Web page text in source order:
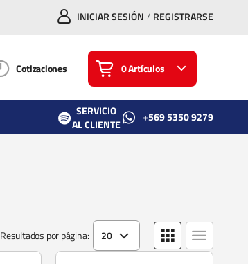
INICIAR SESIÓN / REGISTRARSE
Cotizaciones 0 Artículos
SERVICIO
AL CLIENTE
+569 5350 9279
Resultados por página: 20